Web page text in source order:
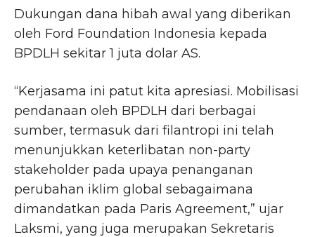
Dukungan dana hibah awal yang diberikan
oleh Ford Foundation Indonesia kepada
BPDLH sekitar 1 juta dolar AS.
“Kerjasama ini patut kita apresiasi. Mobilisasi
pendanaan oleh BPDLH dari berbagai
sumber, termasuk dari filantropi ini telah
menunjukkan keterlibatan non-party
stakeholder pada upaya penanganan
perubahan iklim global sebagaimana
dimandatkan pada Paris Agreement,” ujar
Laksmi, yang juga merupakan Sekretaris